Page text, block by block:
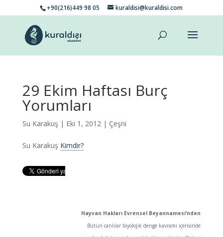
+90(216)449 98 05 kuraldisi@kuraldisi.com
29 Ekim Haftası Burç
Yorumları
Su Karakuş | Eki 1, 2012 | Çeşni
Su Karakuş Kimdir?
Hayvan Hakları Evrensel Beyannamesi’nden
Bütün canlılar biyolojik denge kavramı içerisinde